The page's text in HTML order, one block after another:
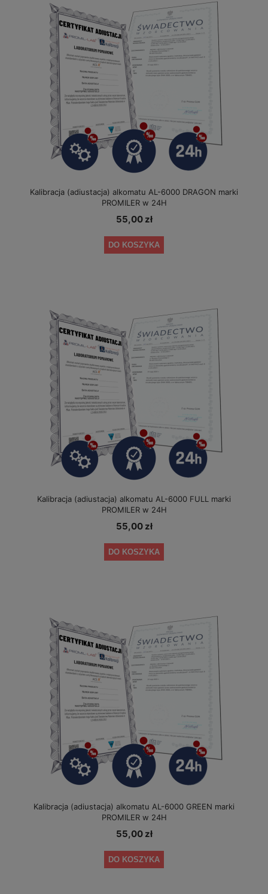
Kalibracja (adiustacja) alkomatu AL-6000 DRAGON marki
PROMILER w 24H
55,00 zł
DO KOSZYKA
Kalibracja (adiustacja) alkomatu AL-6000 FULL marki
PROMILER w 24H
55,00 zł
DO KOSZYKA
Kalibracja (adiustacja) alkomatu AL-6000 GREEN marki
PROMILER w 24H
55,00 zł
DO KOSZYKA